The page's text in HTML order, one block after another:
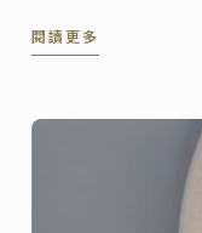
閱讀更多